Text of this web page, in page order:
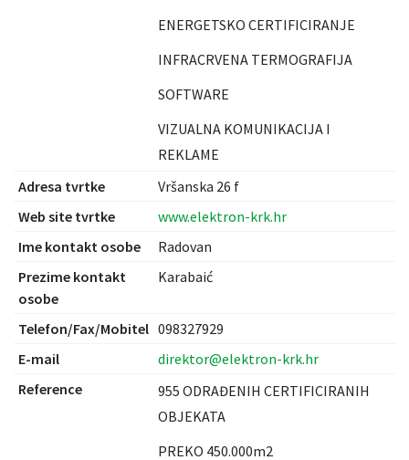
ENERGETSKO CERTIFICIRANJE
INFRACRVENA TERMOGRAFIJA
SOFTWARE
VIZUALNA KOMUNIKACIJA I
REKLAME
Adresa tvrtke
Vršanska 26 f
Web site tvrtke
www.elektron-krk.hr
Ime kontakt osobe
Radovan
Prezime kontakt
osobe
Karabaić
Telefon/Fax/Mobitel 098327929
E-mail
direktor@elektron-krk.hr
Reference
955 ODRAĐENIH CERTIFICIRANIH
OBJEKATA
PREKO 450.000m2